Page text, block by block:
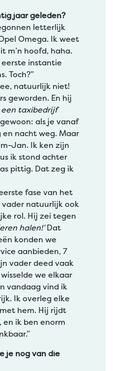
jaar geleden?
letterlijk
Omega. Ik weet
m’n hoofd, haha.
eerste instantie
Toch?”
natuurlijk niet!
geworden. En hij
een taxibedrijf
als je vanaf
en nacht weg. Maar
Jan. Ik ken zijn
ik stond achter
pittig. Dat zeg ik
fase van het
natuurlijk ook
rol. Hij zei tegen
halen!’Dat
konden we
aanbieden, 7
vader deed vaak
we elkaar
vandaag vind ik
Ik overleg elke
hem. Hij rijdt
en ik ben enorm
je nog van die